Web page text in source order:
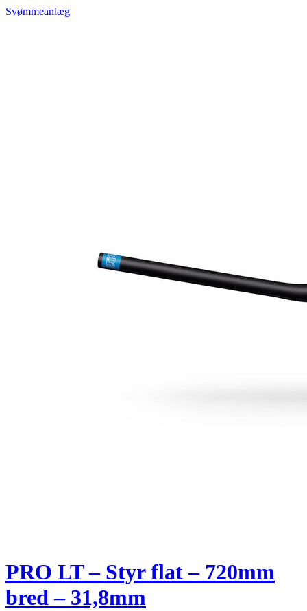
Svømmeanlæg
PRO LT – Styr flat – 720mm
bred – 31,8mm